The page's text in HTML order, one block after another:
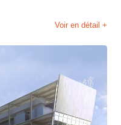
Voir en détail +